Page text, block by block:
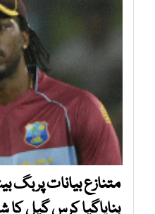
متنازع بیانات پربگ